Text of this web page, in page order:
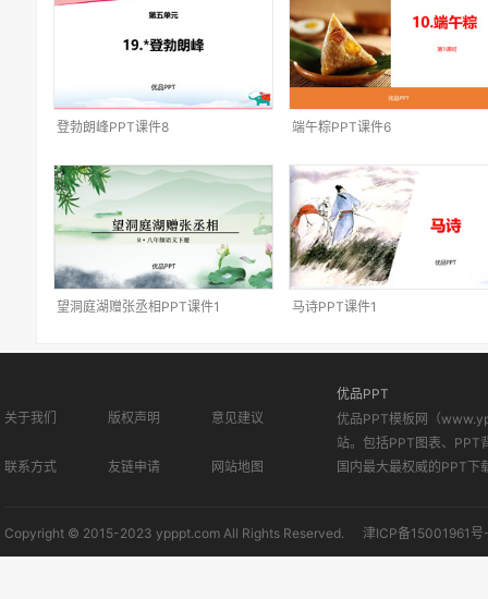
登勃朗峰PPT课件8 端午粽PPT课件6
望洞庭湖赠张丞相PPT课件1 马诗PPT课件1
关于我们 版权声明 意见建议
联系方式 友链申请 网站地图
优品PPT
优品PPT模板网（
站。包括PPT图表、PPT
国内最大最权威的PPT下
Copyright © 2015-2023 ypppt.com All Rights Reserved. 津ICP备15001961号